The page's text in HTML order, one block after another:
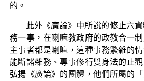
的。
此外《廣論》中所說的修止六
務一事，在喇嘛教政府的政教合一
主事者都是喇嘛，這種事務繁雜的
能斷諸雜務、專事修行雙身法的止
弘揚《廣論》的團體，他們所屬的